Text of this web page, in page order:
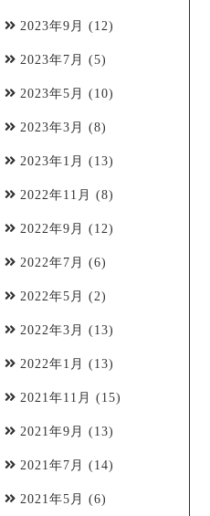
2023年9月 (12)
2023年7月 (5)
2023年5月 (10)
2023年3月 (8)
2023年1月 (13)
2022年11月 (8)
2022年9月 (12)
2022年7月 (6)
2022年5月 (2)
2022年3月 (13)
2022年1月 (13)
2021年11月 (15)
2021年9月 (13)
2021年7月 (14)
2021年5月 (6)